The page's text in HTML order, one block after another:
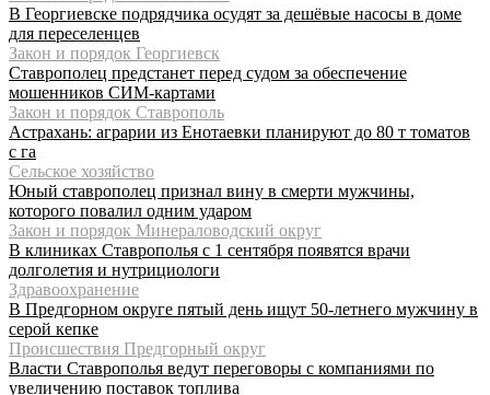
В Георгиевске подрядчика осудят за дешёвые насосы в доме
для переселенцев
Закон и порядок Георгиевск
Ставрополец предстанет перед судом за обеспечение
мошенников СИМ-картами
Закон и порядок Ставрополь
Астрахань: аграрии из Енотаевки планируют до 80 т томатов
с га
Сельское хозяйство
Юный ставрополец признал вину в смерти мужчины,
которого повалил одним ударом
Закон и порядок Минераловодский округ
В клиниках Ставрополья с 1 сентября появятся врачи
долголетия и нутрициологи
Здравоохранение
В Предгорном округе пятый день ищут 50-летнего мужчину в
серой кепке
Происшествия Предгорный округ
Власти Ставрополья ведут переговоры с компаниями по
увеличению поставок топлива